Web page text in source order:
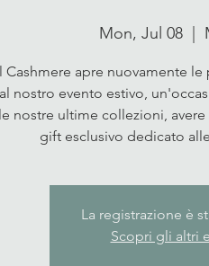
Mon, Jul 08
  |
Cashmere apre nuovamente
nostro evento estivo,
nostre ultime collezioni,
gift esclusivo dedicato
La registrazione è
Scopri gli altri